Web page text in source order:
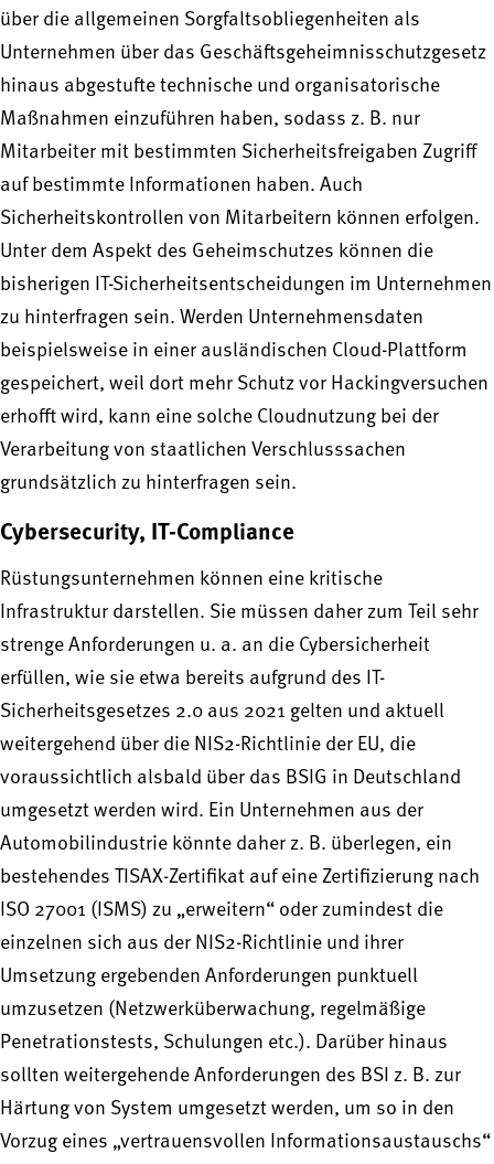
über die allgemeinen Sorgfaltsobliegenheiten als
Unternehmen über das Geschäftsgeheimnisschutzgesetz
hinaus abgestufte technische und organisatorische
Maßnahmen einzuführen haben, sodass z. B. nur
Mitarbeiter mit bestimmten Sicherheitsfreigaben Zugriff
auf bestimmte Informationen haben. Auch
Sicherheitskontrollen von Mitarbeitern können erfolgen.
Unter dem Aspekt des Geheimschutzes können die
bisherigen IT-Sicherheitsentscheidungen im Unternehmen
zu hinterfragen sein. Werden Unternehmensdaten
beispielsweise in einer ausländischen Cloud-Plattform
gespeichert, weil dort mehr Schutz vor Hackingversuchen
erhofft wird, kann eine solche Cloudnutzung bei der
Verarbeitung von staatlichen Verschlusssachen
grundsätzlich zu hinterfragen sein.
Cybersecurity, IT-Compliance
Rüstungsunternehmen können eine kritische
Infrastruktur darstellen. Sie müssen daher zum Teil sehr
strenge Anforderungen u. a. an die Cybersicherheit
erfüllen, wie sie etwa bereits aufgrund des IT-
Sicherheitsgesetzes 2.0 aus 2021 gelten und aktuell
weitergehend über die NIS2-Richtlinie der EU, die
voraussichtlich alsbald über das BSIG in Deutschland
umgesetzt werden wird. Ein Unternehmen aus der
Automobilindustrie könnte daher z. B. überlegen, ein
bestehendes TISAX-Zertifikat auf eine Zertifizierung nach
ISO 27001 (ISMS) zu „erweitern“ oder zumindest die
einzelnen sich aus der NIS2-Richtlinie und ihrer
Umsetzung ergebenden Anforderungen punktuell
umzusetzen (Netzwerküberwachung, regelmäßige
Penetrationstests, Schulungen etc.). Darüber hinaus
sollten weitergehende Anforderungen des BSI z. B. zur
Härtung von System umgesetzt werden, um so in den
Vorzug eines „vertrauensvollen Informationsaustauschs“